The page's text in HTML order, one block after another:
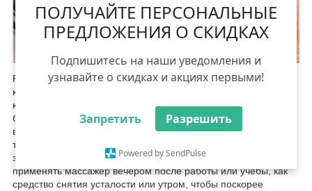
ПОЛУЧАЙТЕ ПЕРСОНАЛЬНЫЕ
ПРЕДЛОЖЕНИЯ О СКИДКАХ
Подпишитесь на наши уведомления и
узнавайте о скидках и акциях первыми!
Запретить Разрешить
Powered by SendPulse
Работает прибор следующим образом: в платформу на
которую вы ставите ступни ног встроены валики, которые
крутятся в разные стороны и тем самым воздействуют на
биологически активные точки, находящиеся на стопе. Во
время массажа улучшается кровообращение, повышается
тонус кожи,
заботящегося о своем здоровье и комфорте. Вы можете
применять массажер вечером после работы или учебы, как
средство снятия усталости или утром, чтобы поскорее